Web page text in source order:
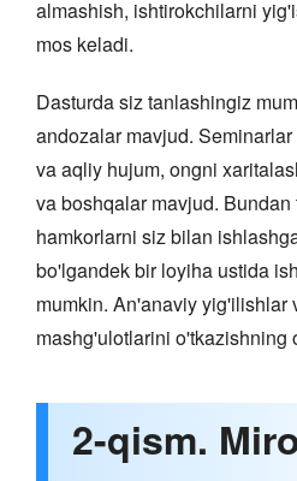
almashish, ishtirokchilarni
mos keladi.
Dasturda siz tanlashingiz
andozalar mavjud.
va aqliy hujum, ongni
va boshqalar mavjud. Bundan
hamkorlarni siz bilan
bo'lgandek bir loyiha ustida
mumkin. An'anaviy yig'ilishlar
mashg'ulotlarini o'tkazishning
2-qism.